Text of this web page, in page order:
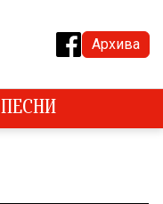
Архива
ПЕСНИ